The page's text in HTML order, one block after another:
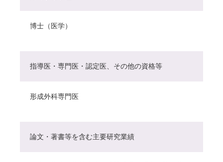
博士（医学）
指導医・専門医・認定医、その他の資格等
形成外科専門医
論文・著書等を含む主要研究業績